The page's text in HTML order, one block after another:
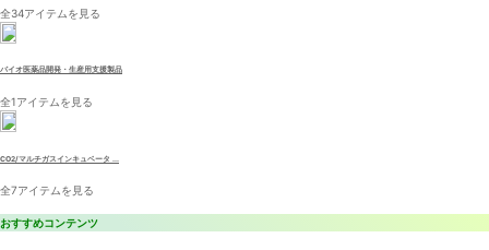
全34アイテムを見る
バイオ医薬品開発・生産用支援製品
全1アイテムを見る
CO2/マルチガスインキュベータ ...
全7アイテムを見る
おすすめコンテンツ